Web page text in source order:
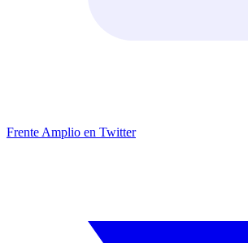
Frente Amplio en Twitter